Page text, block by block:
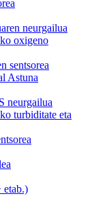
neurgailua
oxigeno
sentsorea
Astuna
neurgailua
turbiditate eta